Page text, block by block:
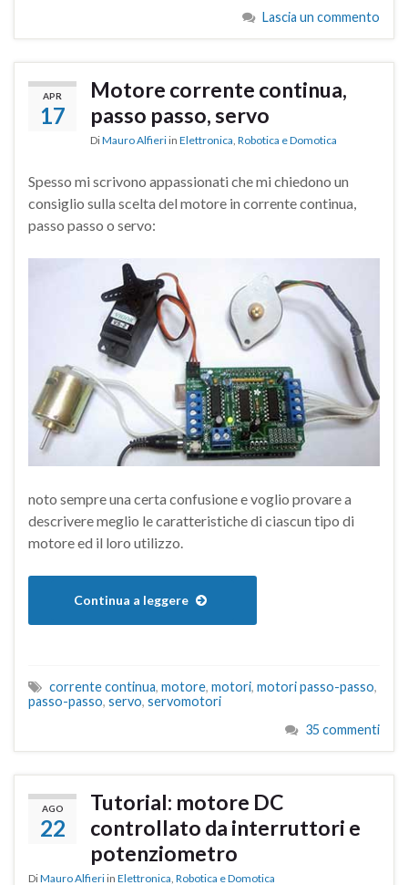
Lascia un commento
APR
17
Motore corrente continua,
passo passo, servo
DiMauro Alfieri in Elettronica, Robotica e Domotica
Spesso mi scrivono appassionati che mi chiedono un
consiglio sulla scelta del motore in corrente continua,
passo passo o servo:
noto sempre una certa confusione e voglio provare a
descrivere meglio le caratteristiche di ciascun tipo di
motore ed il loro utilizzo.
Continua a leggere
corrente continua, motore, motori, motori passo-passo,
passo-passo, servo, servomotori
35 commenti
AGO
22
Tutorial: motore DC
controllato da interruttori e
potenziometro
DiMauro Alfieri in Elettronica, Robotica e Domotica